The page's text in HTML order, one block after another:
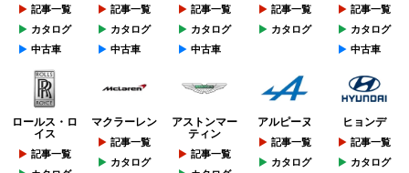
記事一覧
カタログ
中古車
記事一覧
カタログ
中古車
記事一覧
カタログ
中古車
記事一覧
カタログ
記事一覧
カタログ
中古車
ロールス・ロ
イス
記事一覧
マクラーレン
記事一覧
カタログ
アストンマー
ティン
記事一覧
アルピーヌ
記事一覧
カタログ
ヒョンデ
記事一覧
カタログ